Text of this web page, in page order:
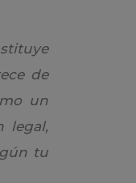
de
un
legal,
tu